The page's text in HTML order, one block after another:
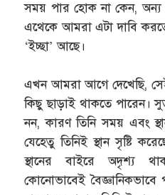
সময় পার হোক না কেন, অন্য
এথেকে আমরা এটা দাবি
‘ইচ্ছা’ আছে।
এখন আমরা আগে দেখেছি,
কিছু ছাড়াই থাকতে পারেন।
নন, কারণ তিনি সময় এবং
যেহেতু তিনিই স্থান সৃষ্টি
স্থানের বাইরে অদৃশ্য
কোনোভাবেই বৈজ্ঞানিকভাবে